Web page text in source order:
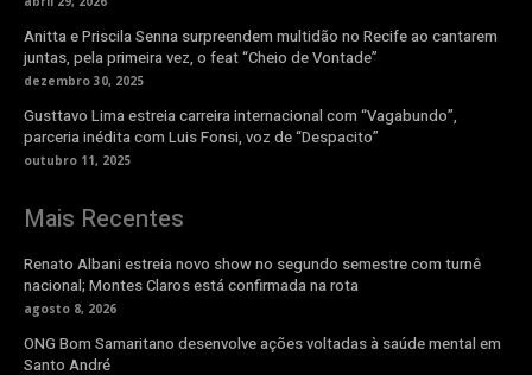
Anitta e Priscila Senna surpreendem multidão no Recife ao cantarem
juntas, pela primeira vez, o feat “Cheio de Vontade”
dezembro 30, 2025
Gusttavo Lima estreia carreira internacional com “Vagabundo”,
parceria inédita com Luis Fonsi, voz de “Despacito”
outubro 11, 2025
Mais Recentes
Renato Albani estreia novo show no segundo semestre com turnê
nacional; Montes Claros está confirmada na rota
agosto 8, 2026
ONG Bom Samaritano desenvolve ações voltadas à saúde mental em
Santo André